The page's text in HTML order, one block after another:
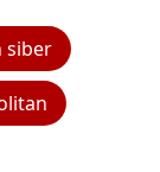
siber